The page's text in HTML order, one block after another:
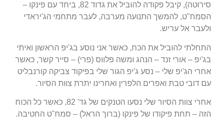
סירוטה), קיבל פקודה להוביל את גדוד 82, ביחד עם פינקו –
הסמח"ט, להמשך התנועה מערבה, לעבר מתחמי הג'יראדי
ולעבר אל עריש.
התחלתי להוביל את הכח, כאשר אני נוסע בג'יפ הראשון ואיתי
בג'יפ – אורי זנד – הנהג ומשה פלווס (פרי) – סייר קשר, כאשר
אחרי הג'יפ שלי – נסע ג'יפ הגור שלי בפיקוד צביקה קורנבליט
עם דובי טבת ואפרים הלפרין ואחרינו יתרת צוות הסיור.
אחרי צוות הסיור שלי נסעו הטנקים של גד' 82, כאשר כל הכוח
הזה – תחת פיקודו של פינקו (ברוך הראל) – סמח"ט החטיבה.